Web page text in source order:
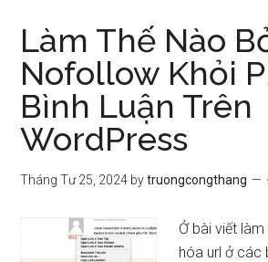
Làm Thế Nào
Nofollow Khỏi
Bình Luận Trên
WordPress
Tháng Tư 25, 2024 bytruongcongthang
Ở bài viết
hóa url ở các